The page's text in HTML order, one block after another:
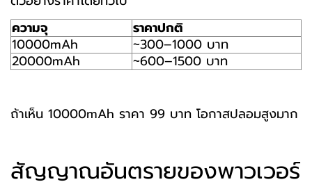
ความจุ
ราคาปกติ
10000mAh
~300–1000 บาท
20000mAh
~600–1500 บาท
ถ้าเห็น 10000mAh ราคา 99 บาท โอกาสปลอมสูงมาก
สัญญาณอันตรายของพาวเวอร์